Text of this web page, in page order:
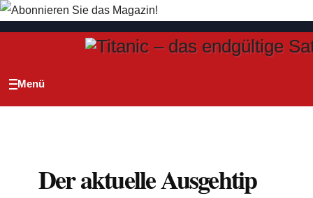
Zum
Der aktuelle Ausgehtip